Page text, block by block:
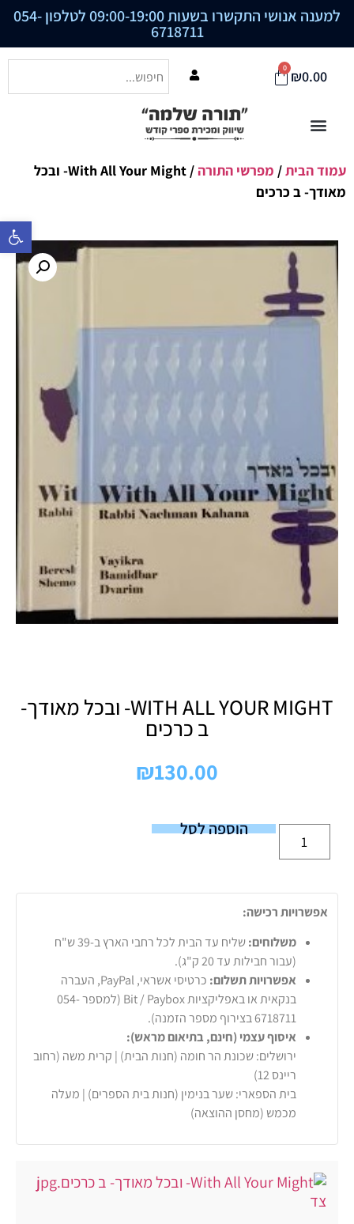
פתח סרגל
למענה אנושי התקשרו בשעות 09:00-19:00 לטלפון 054-
6718711
₪0.00
0
עמוד הבית/ מפרשי התורה
/ With All Your Might- ובכל
מאודך- ב כרכים
WITH ALL YOUR MIGHT- ובכל מאודך-
ב כרכים
₪130.00
הוספה לסל
אפשרויות רכישה:
משלוחים:
שליח עד הבית לכל רחבי הארץ ב-39 ש"ח
(עבור חבילות עד 20 ק"ג).
אפשרויות תשלום:
כרטיסי אשראי, PayPal, העברה
בנקאית או באפליקציות Bit / Paybox (למספר 054-
6718711 בצירוף מספר הזמנה).
איסוף עצמי (חינם, בתיאום מראש):
ירושלים: שכונת הר חומה (חנות הבית) | קרית משה (רחוב
ריינס 12)
בית הספארי: שער בנימין (חנות בית הספרים) | מעלה
מכמש (מחסן ההוצאה)